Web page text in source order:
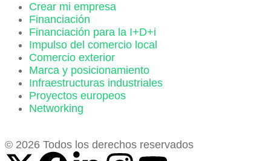
Crear mi empresa
Financiación
Financiación para la I+D+i
Impulso del comercio local
Comercio exterior
Marca y posicionamiento
Infraestructuras industriales
Proyectos europeos
Networking
© 2026 Todos los derechos reservados